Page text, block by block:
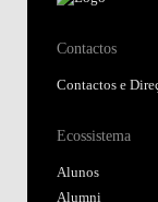
Contactos
Contactos e
Ecossistema
Alunos
Alumni